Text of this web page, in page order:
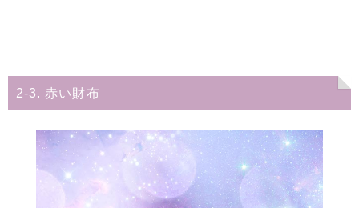
2-3. 赤い財布